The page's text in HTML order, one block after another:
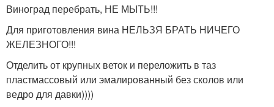
Виноград перебрать, НЕ МЫТЬ!!!
Для приготовления вина НЕЛЬЗЯ БРАТЬ НИЧЕГО
ЖЕЛЕЗНОГО!!!
Отделить от крупных веток и переложить в таз
пластмассовый или эмалированный без сколов или
ведро для давки))))